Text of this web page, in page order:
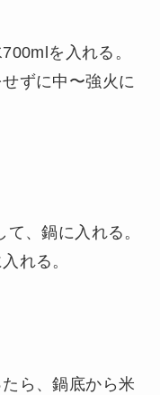
を入れる。
ずに中〜強火に
、鍋に入れる。
れる。
ら、鍋底から米